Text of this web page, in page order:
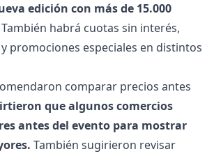
edición con más de 15.000
También habrá cuotas sin interés,
promociones especiales en distintos
comparar precios antes
que algunos comercios
antes del evento para mostrar
También sugirieron revisar